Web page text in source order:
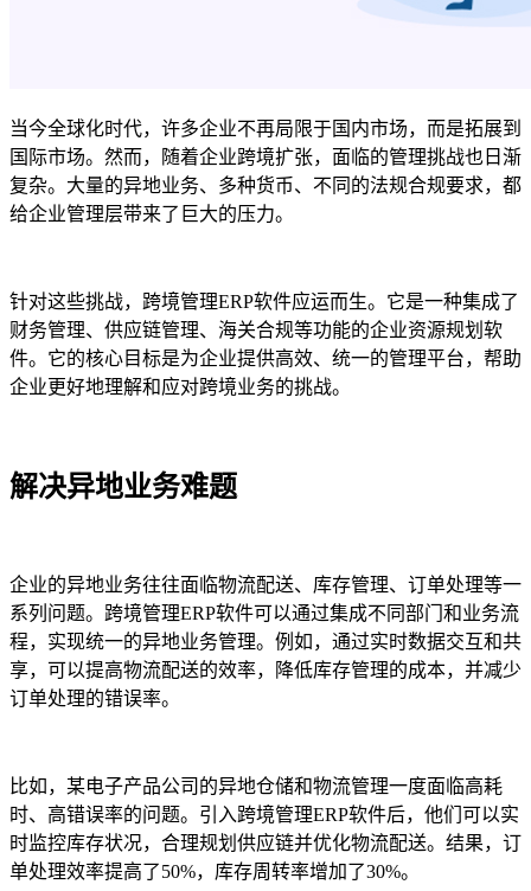
当今全球化时代，许多企业不再局限于国内市场，而是拓展到
国际市场。然而，随着企业跨境扩张，面临的管理挑战也日渐
复杂。大量的异地业务、多种货币、不同的法规合规要求，都
给企业管理层带来了巨大的压力。
针对这些挑战，跨境管理ERP软件应运而生。它是一种集成了
财务管理、供应链管理、海关合规等功能的企业资源规划软
件。它的核心目标是为企业提供高效、统一的管理平台，帮助
企业更好地理解和应对跨境业务的挑战。
解决异地业务难题
企业的异地业务往往面临物流配送、库存管理、订单处理等一
系列问题。跨境管理ERP软件可以通过集成不同部门和业务流
程，实现统一的异地业务管理。例如，通过实时数据交互和共
享，可以提高物流配送的效率，降低库存管理的成本，并减少
订单处理的错误率。
比如，某电子产品公司的异地仓储和物流管理一度面临高耗
时、高错误率的问题。引入跨境管理ERP软件后，他们可以实
时监控库存状况，合理规划供应链并优化物流配送。结果，订
单处理效率提高了50%，库存周转率增加了30%。